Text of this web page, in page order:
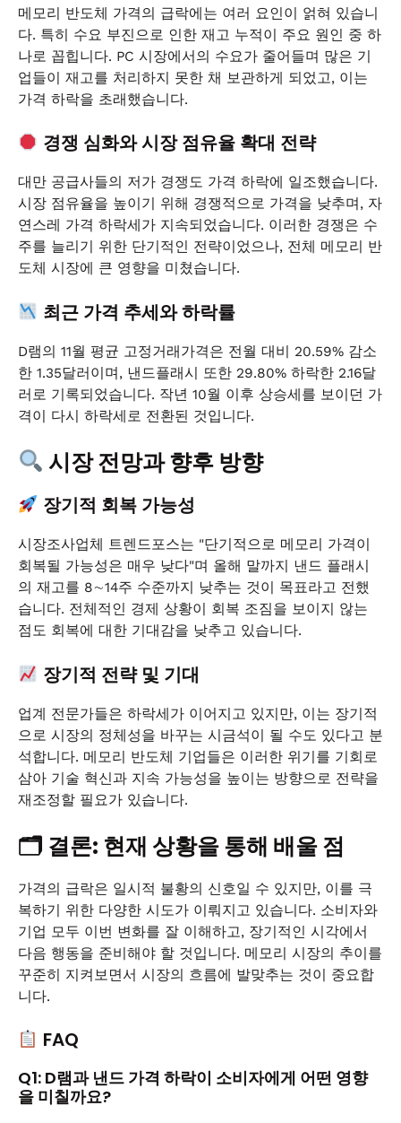
메모리 반도체 가격의 급락에는 여러 요인이 얽혀 있습니
다. 특히 수요 부진으로 인한 재고 누적이 주요 원인 중 하
나로 꼽힙니다. PC 시장에서의 수요가 줄어들며 많은 기
업들이 재고를 처리하지 못한 채 보관하게 되었고, 이는
가격 하락을 초래했습니다.
경쟁 심화와 시장 점유율 확대 전략
대만 공급사들의 저가 경쟁도 가격 하락에 일조했습니다.
시장 점유율을 높이기 위해 경쟁적으로 가격을 낮추며, 자
연스레 가격 하락세가 지속되었습니다. 이러한 경쟁은 수
주를 늘리기 위한 단기적인 전략이었으나, 전체 메모리 반
도체 시장에 큰 영향을 미쳤습니다.
최근 가격 추세와 하락률
D램의 11월 평균 고정거래가격은 전월 대비 20.59% 감소
한 1.35달러이며, 낸드플래시 또한 29.80% 하락한 2.16달
러로 기록되었습니다. 작년 10월 이후 상승세를 보이던 가
격이 다시 하락세로 전환된 것입니다.
시장 전망과 향후 방향
장기적 회복 가능성
시장조사업체 트렌드포스는 "단기적으로 메모리 가격이
회복될 가능성은 매우 낮다"며 올해 말까지 낸드 플래시
의 재고를 8∼14주 수준까지 낮추는 것이 목표라고 전했
습니다. 전체적인 경제 상황이 회복 조짐을 보이지 않는
점도 회복에 대한 기대감을 낮추고 있습니다.
장기적 전략 및 기대
업계 전문가들은 하락세가 이어지고 있지만, 이는 장기적
으로 시장의 정체성을 바꾸는 시금석이 될 수도 있다고 분
석합니다. 메모리 반도체 기업들은 이러한 위기를 기회로
삼아 기술 혁신과 지속 가능성을 높이는 방향으로 전략을
재조정할 필요가 있습니다.
🗂 결론: 현재 상황을 통해 배울 점
가격의 급락은 일시적 불황의 신호일 수 있지만, 이를 극
복하기 위한 다양한 시도가 이뤄지고 있습니다. 소비자와
기업 모두 이번 변화를 잘 이해하고, 장기적인 시각에서
다음 행동을 준비해야 할 것입니다. 메모리 시장의 추이를
꾸준히 지켜보면서 시장의 흐름에 발맞추는 것이 중요합
니다.
FAQ
Q1: D램과 낸드 가격 하락이 소비자에게 어떤 영향
을 미칠까요?